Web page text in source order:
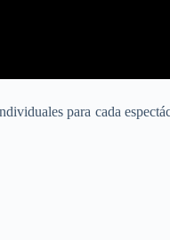
para cada